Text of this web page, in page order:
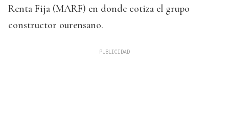
Renta Fija (MARF) en donde cotiza el grupo
constructor ourensano.